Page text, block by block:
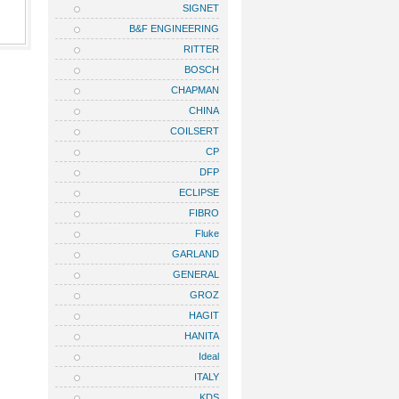
SIGNET
B&F ENGINEERING
RITTER
BOSCH
CHAPMAN
CHINA
COILSERT
CP
DFP
ECLIPSE
FIBRO
Fluke
GARLAND
GENERAL
GROZ
HAGIT
HANITA
Ideal
ITALY